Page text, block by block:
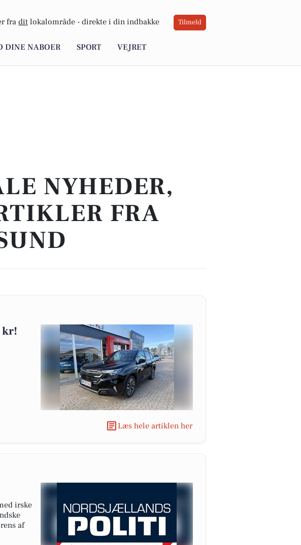
fra dit lokalområde - direkte i din indbakke Tilmeld
DINE NABOER SPORT VEJRET
NYHEDER,
FRA
kr!
Læs hele artiklen her
irske
af